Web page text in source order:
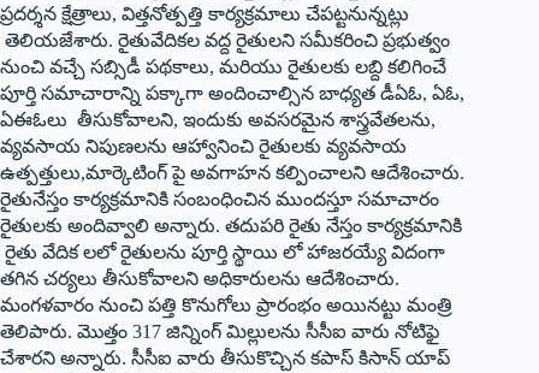
ప్రదర్శన క్షేత్రాలు, విత్తనోత్పత్తి కార్యక్రమాలు చేపట్టనున్నట్లు
తెలియజేశారు. రైతువేదికల వద్ద రైతులని సమీకరించి ప్రభుత్వం
నుంచి వచ్చే సబ్సిడీ పథకాలు, మరియు రైతులకు లబ్ది కలిగించే
పూర్తి సమాచారాన్ని పక్కాగా అందించాల్సిన బాధ్యత డీఏఓ, ఏఓ,
ఏఈఓలు తీసుకోవాలని, ఇందుకు అవసరమైన శాస్త్రవేతలను,
వ్యవసాయ నిపుణలను ఆహ్వానించి రైతులకు వ్యవసాయ
ఉత్ప‌త్తులు,మార్కెటింగ్ పై అవగాహన కల్పించాలని ఆదేశించారు.
రైతునేస్తం కార్యక్రమానికి సంబంధించిన ముందస్తూ సమాచారం
రైతులకు అందివ్వాలి అన్నారు. తదుపరి రైతు నేస్తం కార్యక్రమానికి
రైతు వేదిక లలో రైతులను పూర్తి స్థాయి లో హాజరయ్యే విదంగా
తగిన చర్యలు తీసుకోవాలని అధికారులను ఆదేశించారు.
మంగ‌ళ‌వారం నుంచి పత్తి కొనుగోలు ప్రారంభం అయినట్టు మంత్రి
తెలిపారు. మొత్తం 317 జిన్నింగ్ మిల్లులను సీసీఐ వారు నోటిఫై
చేశారని అన్నారు. సీసీఐ వారు తీసుకొచ్చిన కపాస్ కిసాన్ యాప్